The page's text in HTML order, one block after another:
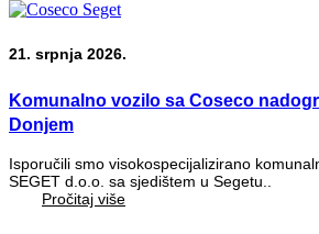
21. srpnja 2026.
Komunalno vozilo sa Coseco
Donjem
Isporučili smo visokospecijalizirano
SEGET d.o.o. sa sjedištem u Segetu..
Pročitaj više